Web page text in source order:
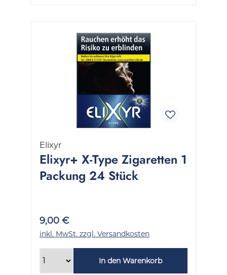
Elixyr
Elixyr+ X-Type Zigaretten 1
Packung 24 Stück
9,00 €
inkl. MwSt. zzgl. Versandkosten
In den Warenkorb